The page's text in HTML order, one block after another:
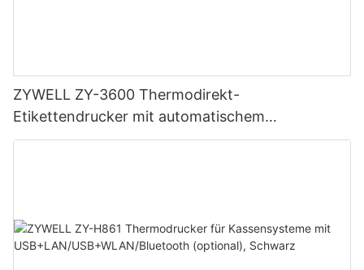
ZYWELL ZY-3600 Thermodirekt-
Etikettendrucker mit automatischem
Schneidemechanismus